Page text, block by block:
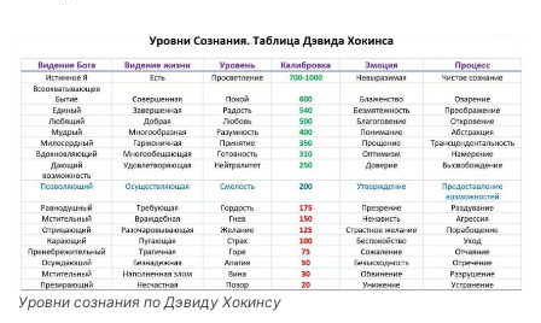
Уровни сознания по Дэвиду Хокинсу